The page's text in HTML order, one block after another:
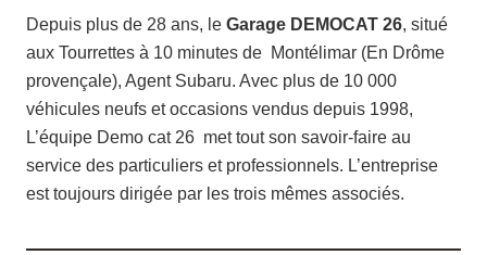
Depuis plus de 28 ans, le Garage DEMOCAT 26, situé
aux Tourrettes à 10 minutes de Montélimar (En Drôme
provençale), Agent Subaru. Avec plus de 10 000
véhicules neufs et occasions vendus depuis 1998,
L’équipe Demo cat 26 met tout son savoir-faire au
service des particuliers et professionnels. L’entreprise
est toujours dirigée par les trois mêmes associés.